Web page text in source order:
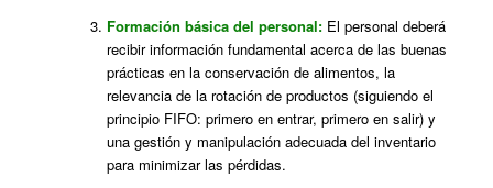
Formación básica del personal:El personal deberá
recibir información fundamental acerca de las buenas
prácticas en la conservación de alimentos, la
relevancia de la rotación de productos (siguiendo el
principio FIFO: primero en entrar, primero en salir) y
una gestión y manipulación adecuada del inventario
para minimizar las pérdidas.